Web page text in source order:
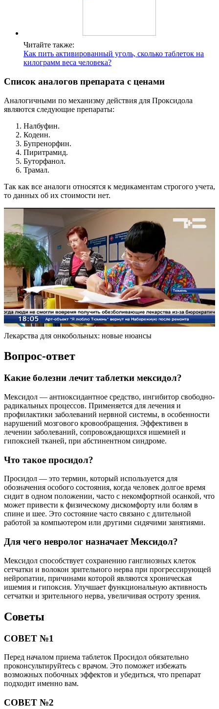
Читайте также:
Как пить активированный уголь, сколько таблеток на
килограмм веса человека?
Список аналогов препарата с ценами
Аналогичными по механизму действия для Проксидола
являются следующие препараты:
Налбуфин.
Кодеин.
Бупренорфин.
Пиритрамид.
Буторфанол.
Трамал.
Так как все аналоги относятся к медикаментам строгого учета,
то данных об их стоимости нет.
Лекарства для онкобольных: новые нюансы
Вопрос-ответ
Какие болезни лечит таблетки мексидол?
Мексидол — антиоксидантное средство, ингибитор свободно-
радикальных процессов. Применяется для лечения и
профилактики заболеваний нервной системы, в особенности
нарушений мозгового кровообращения. Эффективен в
лечении заболеваний, сопровождающихся ишемией и
гипоксией тканей, при абстинентном синдроме.
Что такое просидол?
Просидол — это термин, который используется для
обозначения особого состояния, когда человек долгое время
сидит в одном положении, часто с некомфортной осанкой, что
может привести к физическому дискомфорту или болям в
спине и шее. Это состояние часто связано с длительной
работой за компьютером или другими сидячими занятиями.
Для чего невролог назначает Мексидол?
Мексидол способствует сохранению ганглиозных клеток
сетчатки и волокон зрительного нерва при прогрессирующей
нейропатии, причинами которой являются хроническая
ишемия и гипоксия. Улучшает функциональную активность
сетчатки и зрительного нерва, увеличивая остроту зрения.
Советы
СОВЕТ №1
Перед началом приема таблеток Просидол обязательно
проконсультируйтесь с врачом. Это поможет избежать
возможных побочных эффектов и убедиться, что препарат
подходит именно вам.
СОВЕТ №2